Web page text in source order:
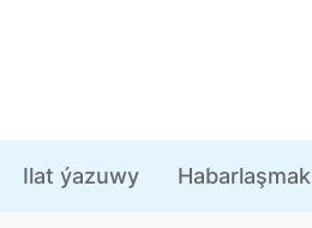
Ilat ýazuwy Habarlaşmak